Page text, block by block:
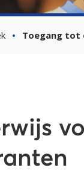
Toegang tot